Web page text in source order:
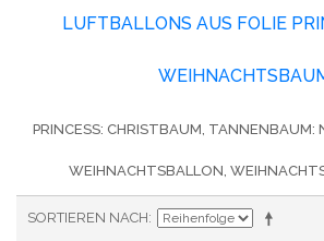
LUFTBALLONS AUS FOLIE
PRINCESS: CHRISTBAUM, TANNENBAUM:
WEIHNACHTSBALLON,
SORTIEREN NACH